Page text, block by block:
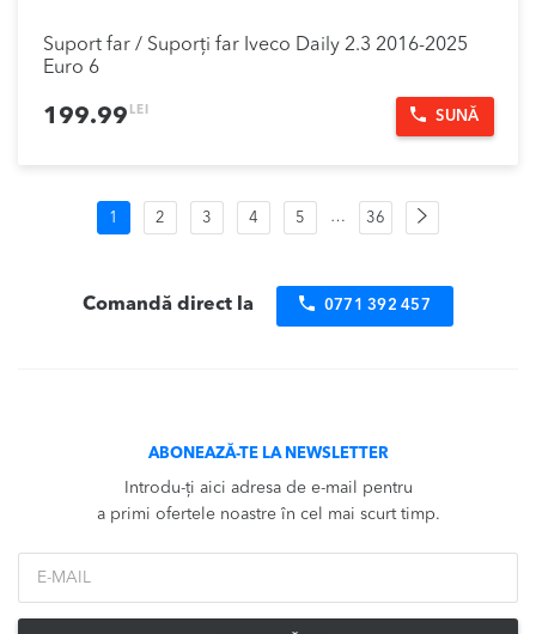
Suport far / Suporți far Iveco Daily 2.3 2016-2025
Euro 6
199.99 LEI SUNĂ
Navigare
produse
1 2 3 4 5 … 36
Pagina
următoare
Comandă direct la 0771 392 457
ABONEAZĂ-TE LA NEWSLETTER
Introdu-ți aici adresa de e-mail pentru
a primi ofertele noastre în cel mai scurt timp.